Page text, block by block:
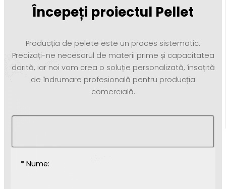
Începeți proiectul Pellet
Producția de pelete este un proces sistematic.
Precizați-ne necesarul de materii prime și capacitatea
dorită, iar noi vom crea o soluție personalizată, însoțită
de îndrumare profesională pentru producția
comercială.
* Nume: